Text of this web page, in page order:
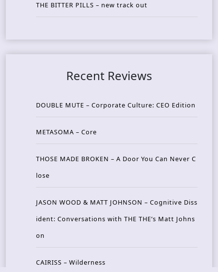
THE BITTER PILLS – new track out
Recent Reviews
DOUBLE MUTE – Corporate Culture: CEO Edition
METASOMA – Core
THOSE MADE BROKEN – A Door You Can Never C
lose
JASON WOOD & MATT JOHNSON – Cognitive Diss
ident: Conversations with THE THE’s Matt Johns
on
CAIRISS – Wilderness